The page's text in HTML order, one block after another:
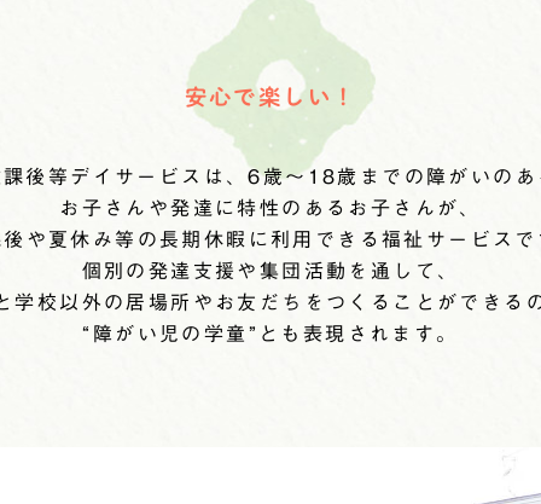
安心で楽しい！
課後等デイサービスは、6歳～18歳までの障がいのあ
お子さんや発達に特性のあるお子さんが、
後や夏休み等の長期休暇に利用できる福祉サービスで
個別の発達支援や集団活動を通して、
学校以外の居場所やお友だちをつくることができる
“障がい児の学童”とも表現されます。